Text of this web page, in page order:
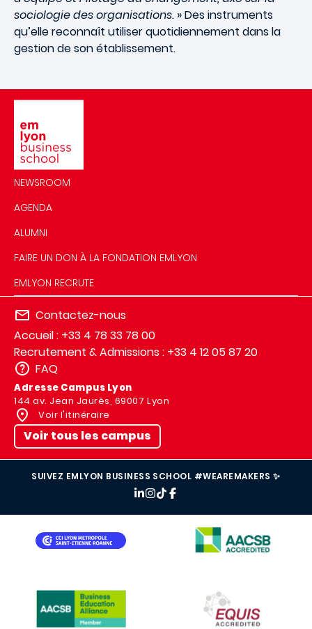
sociologie des organisations. » Des instruments
qu’elle reconnaît utiliser quotidiennement dans la
gestion de son établissement.
NEWSROOM
AGENDA
ALUMNI
FAIRE UN DON À LA FONDATION EMLYON
EMLYON RECRUTE
Contactez-nous
Accueil : +33 4 78 33 78 00
Recrutement & Admissions : +33 4 12 05 87 20
FAQ
Adresse Campus Lyon
144 av. Jean Jaurès, 69007 Lyon
Voir l'itinéraire
Voir tous les campus
SUIVEZ EMLYON BUSINESS SCHOOL #WEAREMAKERS ✨
IMAGE